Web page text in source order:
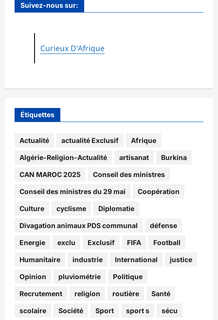
Suivez-nous sur:
Curieux D'Afrique
Étiquettes
Actualité actualité Exclusif Afrique
Algérie-Religion-Actualité artisanat Burkina
CAN MAROC 2025 Conseil des ministres
Conseil des ministres du 29 mai Coopération
Culture cyclisme Diplomatie
Divagation animaux PDS communal défense
Energie exclu Exclusif FIFA Football
Humanitaire industrie International justice
Opinion pluviométrie Politique
Recrutement religion routière Santé
scolaire Société Sport sport s sécu